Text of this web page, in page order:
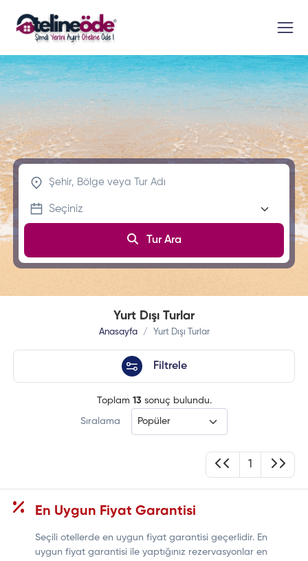
Tur Ara
Yurt Dışı Turlar
Anasayfa Yurt Dışı Turlar
Filtrele
Toplam 13sonuç bulundu.
Sıralama
1
En Uygun Fiyat Garantisi
Seçili otellerde en uygun fiyat garantisi geçerlidir. En
uygun fiyat garantisi ile yaptığınız rezervasyonlar en